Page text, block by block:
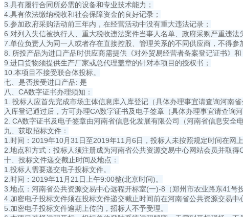
3.具有履行合同所必需的设备和专业技术能力；
4.具有依法缴纳税收和社会保障资金的良好记录；
5.参加政府采购活动前三年内，在经营活动中没有重大违法记录；
6.对列入失信被执行人、重大税收违法案件当事人名单、政府采购严重违
7.单位负责人为同一人或者存在直接控股、管理关系的不同供应商，不得参
8. 所投产品为进口产品时供应商需提供《对外贸易经营者备案登记证书》
9.进口货物须提供生产厂家或总代理盖章的针对本项目的授权书；
10.本项目不接受联合体投标。
七、是否接受进口产品: 是
八、CA数字证书办理须知：
1. 投标人应首先完成市场主体信息库入库登记（具体办理事宜请查询河南
入库登记通过后，方可办理CA数字证书及电子签章（具体办理事宜请查询
2. CA数字证书及电子签章由河南省信息化发展有限公司（河南省信息安
九、获取招标文件：
1.时间：2019年10月31日至2019年11月6日，投标人未按照规定时间在网
2.地点和方式：投标人须注册成为河南省公共资源交易中心网站会员并取
十、投标文件递交截止时间及地点：
1.投标人需要递交电子投标文件。
2.时间：2019年11月21日上午9:00整(北京时间)。
3.地点：河南省公共资源交易中心远程开标室(一)-8（郑州市农业路东41号
4.加密电子投标文件须在投标文件递交截止时间前在河南省公共资源交易中
5.加密电子投标文件逾期上传的，招标人不予受理。